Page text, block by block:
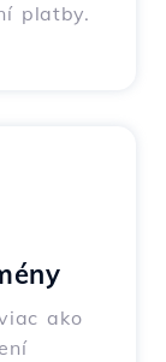
platby.
ako